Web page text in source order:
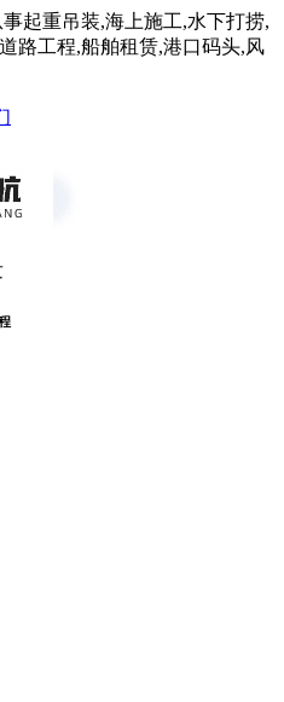
起重吊装,海上施工,水下打捞,
路工程,船舶租赁,港口码头,风